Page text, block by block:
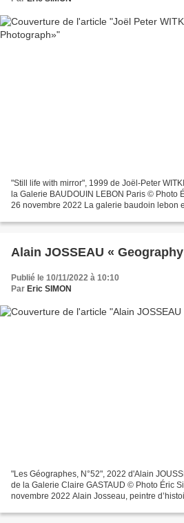
"Still life with mirror", 1999 de Joël-Peter
la Galerie BAUDOUIN LEBON Paris © Photo
26 novembre 2022 La galerie baudoin lebon
Alain JOSSEAU «
Publié le 10/11/2022 à 10:10
Par Eric SIMON
"Les Géographes, N°52", 2022 d'Alain
de la Galerie Claire GASTAUD © Photo Éric
novembre 2022 Alain Josseau, peintre